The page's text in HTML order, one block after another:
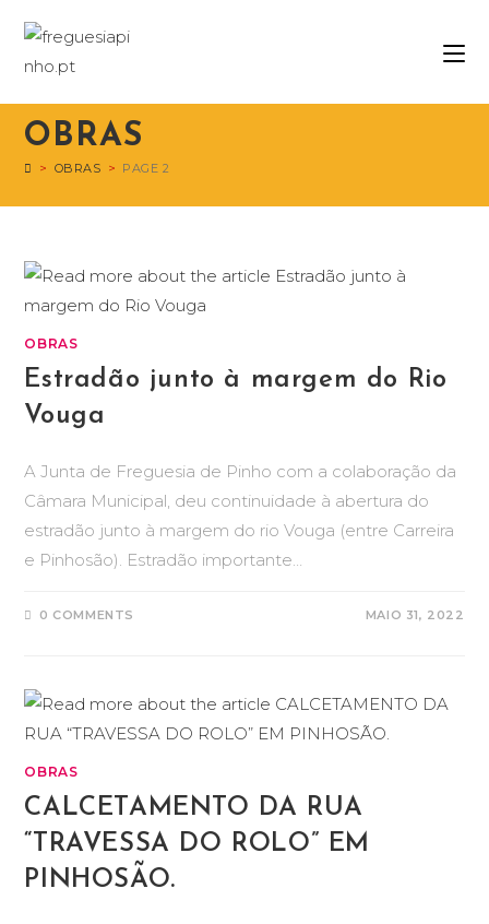
OBRAS
> OBRAS > PAGE 2
OBRAS
Estradão junto à margem do Rio
Vouga
A Junta de Freguesia de Pinho com a colaboração da
Câmara Municipal, deu continuidade à abertura do
estradão junto à margem do rio Vouga (entre Carreira
e Pinhosão). Estradão importante…
0 COMMENTS MAIO 31, 2022
OBRAS
CALCETAMENTO DA RUA
“TRAVESSA DO ROLO” EM
PINHOSÃO.